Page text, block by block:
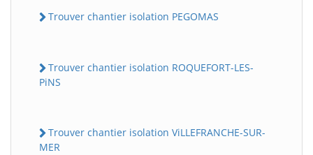
Trouver chantier isolation PEGOMAS
Trouver chantier isolation ROQUEFORT-LES-
PiNS
Trouver chantier isolation ViLLEFRANCHE-SUR-
MER